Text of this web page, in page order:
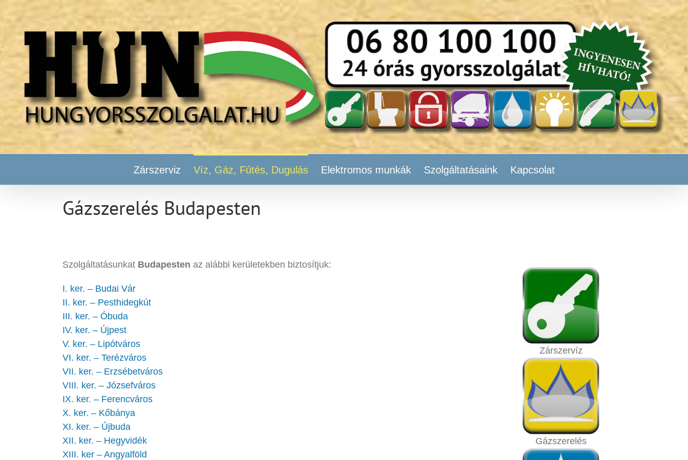
Zárszerviz Víz, Gáz, Fűtés, Dugulás Elektromos munkák Szolgáltatásaink Kapcsolat
Gázszerelés Budapesten
Szolgáltatásunkat Budapesten az alábbi kerületekben biztosítjuk:
I. ker. – Budai Vár
II. ker. – Pesthidegkút
III. ker. – Óbuda
IV. ker. – Újpest
V. ker. – Lipótváros
VI. ker. – Terézváros
VII. ker. – Erzsébetváros
VIII. ker. – Józsefváros
IX. ker. – Ferencváros
X. ker. – Kőbánya
XI. ker. – Újbuda
XII. ker. – Hegyvidék
XIII. ker – Angyalföld
Zárszervíz
Gázszerelés